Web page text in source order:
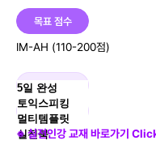
목표 점수
IM-AH (110-200점)
교재
5일 완성
토익스피킹
멀티템플릿
실전북
※ 실전인강 교재 바로가기